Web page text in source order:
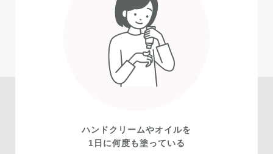
ハンドクリームやオイルを
1日に何度も塗っている